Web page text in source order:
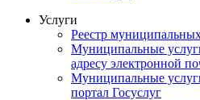
Услуги
Реестр
Муниципальные
адресу электронной
Муниципальные
портал Госуслуг